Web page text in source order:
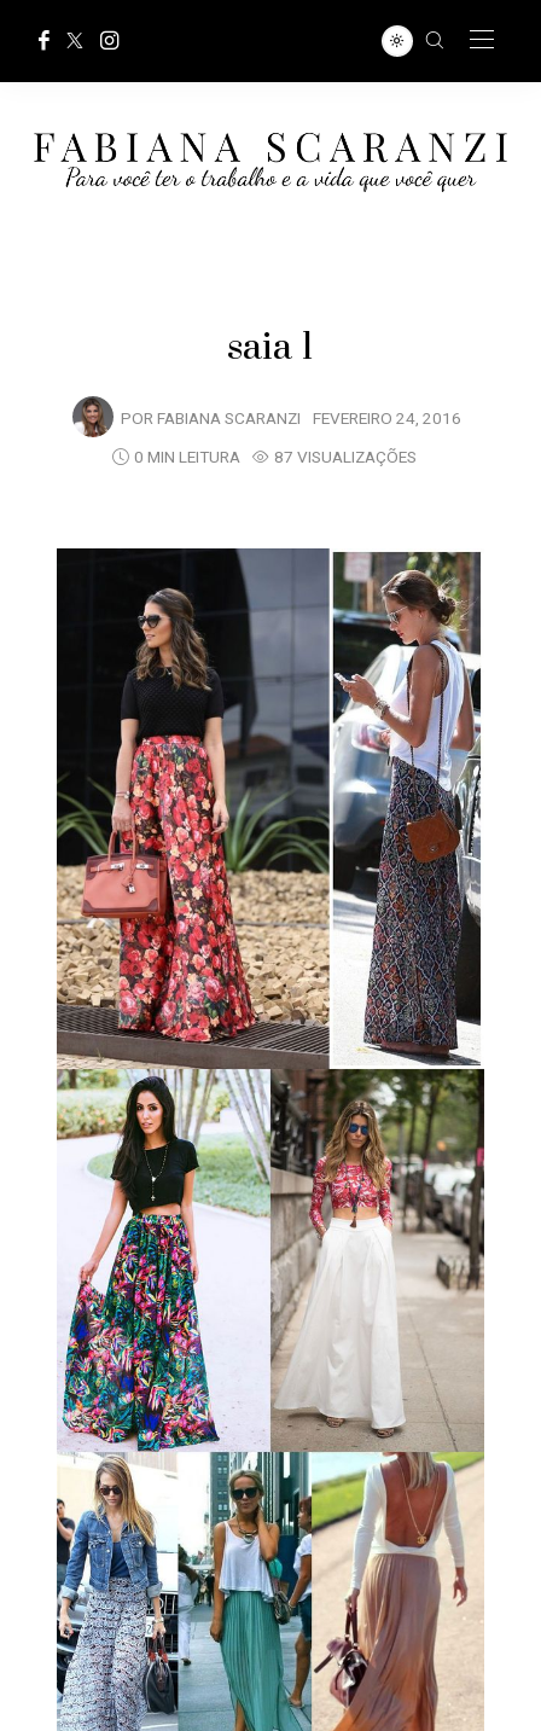
saia 1
POR FABIANA SCARANZI FEVEREIRO 24, 2016
0 MIN LEITURA
87 VISUALIZAÇÕES